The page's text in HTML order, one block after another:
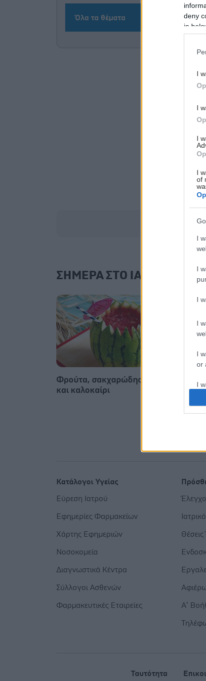
deny
in
I
I
I
I
of
I
I
I
I
I
or
I
I
Όλα τα θέματα
ΣΗΜΕΡΑ ΣΤΟ IATRONET.GR
Φρούτα, σακχαρώδης διαβήτης
και καλοκαίρι
Κατάλογοι Υγείας
Εύρεση Ιατρού
Εφημερίες Φαρμακείων
Χάρτης Εφημεριών
Νοσοκομεία
Διαγνωστικά Κέντρα
Σύλλογοι Ασθενών
Φαρμακευτικές Εταιρείες Α’
Ταυτότητα